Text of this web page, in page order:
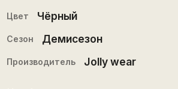
Цвет Чёрный
Сезон Демисезон
Производитель Jolly wear